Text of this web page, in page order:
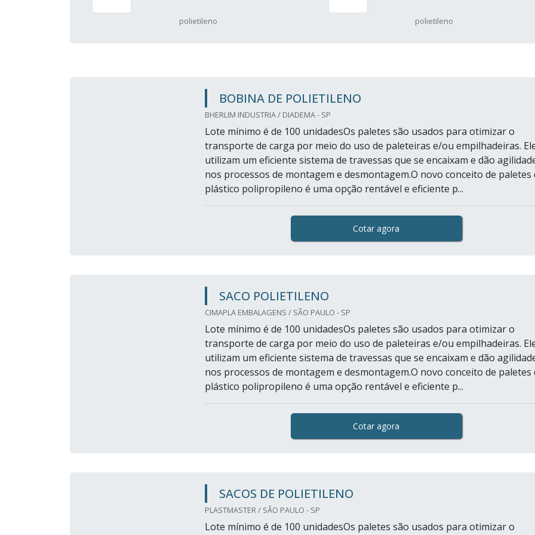
polietileno polietileno
BOBINA DE POLIETILENO
BHERLIM INDUSTRIA / DIADEMA - SP
Lote mínimo é de 100 unidadesOs paletes são usados para otimizar o
transporte de carga por meio do uso de paleteiras e/ou empilhadeiras.
utilizam um eficiente sistema de travessas que se encaixam e dão
nos processos de montagem e desmontagem.O novo conceito de paletes
plástico polipropileno é uma opção rentável e eficiente p...
Cotar agora
SACO POLIETILENO
CIMAPLA EMBALAGENS / SÃO PAULO - SP
Lote mínimo é de 100 unidadesOs paletes são usados para otimizar o
transporte de carga por meio do uso de paleteiras e/ou empilhadeiras.
utilizam um eficiente sistema de travessas que se encaixam e dão
nos processos de montagem e desmontagem.O novo conceito de paletes
plástico polipropileno é uma opção rentável e eficiente p...
Cotar agora
SACOS DE POLIETILENO
PLASTMASTER / SÃO PAULO - SP
Lote mínimo é de 100 unidadesOs paletes são usados para otimizar o